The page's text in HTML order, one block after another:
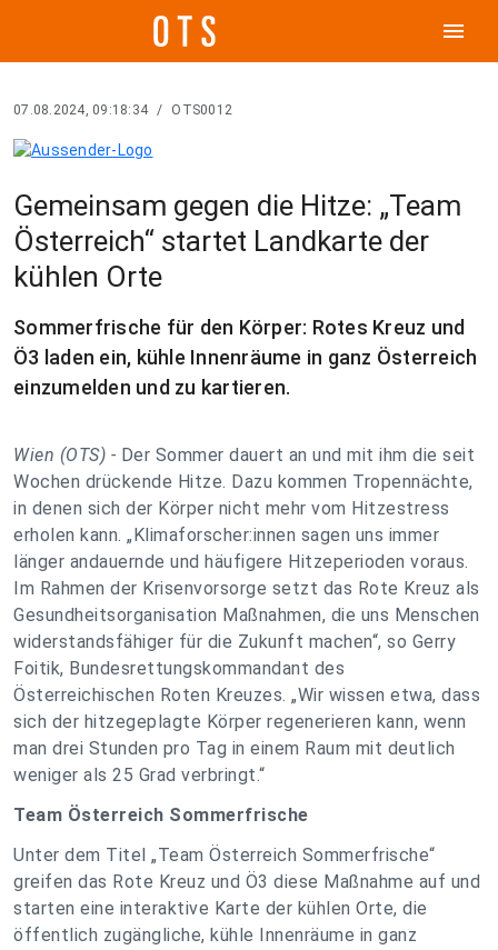
menu
07.08.2024, 09:18:34 / OTS0012
Gemeinsam gegen die Hitze: „Team
Österreich“ startet Landkarte der
kühlen Orte
Sommerfrische für den Körper: Rotes Kreuz und
Ö3 laden ein, kühle Innenräume in ganz Österreich
einzumelden und zu kartieren.
Wien (OTS) - Der Sommer dauert an und mit ihm die seit
Wochen drückende Hitze. Dazu kommen Tropennächte,
in denen sich der Körper nicht mehr vom Hitzestress
erholen kann. „Klimaforscher:innen sagen uns immer
länger andauernde und häufigere Hitzeperioden voraus.
Im Rahmen der Krisenvorsorge setzt das Rote Kreuz als
Gesundheitsorganisation Maßnahmen, die uns Menschen
widerstandsfähiger für die Zukunft machen“, so Gerry
Foitik, Bundesrettungskommandant des
Österreichischen Roten Kreuzes. „Wir wissen etwa, dass
sich der hitzegeplagte Körper regenerieren kann, wenn
man drei Stunden pro Tag in einem Raum mit deutlich
weniger als 25 Grad verbringt.“
Team Österreich Sommerfrische
Unter dem Titel „Team Österreich Sommerfrische“
greifen das Rote Kreuz und Ö3 diese Maßnahme auf und
starten eine interaktive Karte der kühlen Orte, die
öffentlich zugängliche, kühle Innenräume in ganz